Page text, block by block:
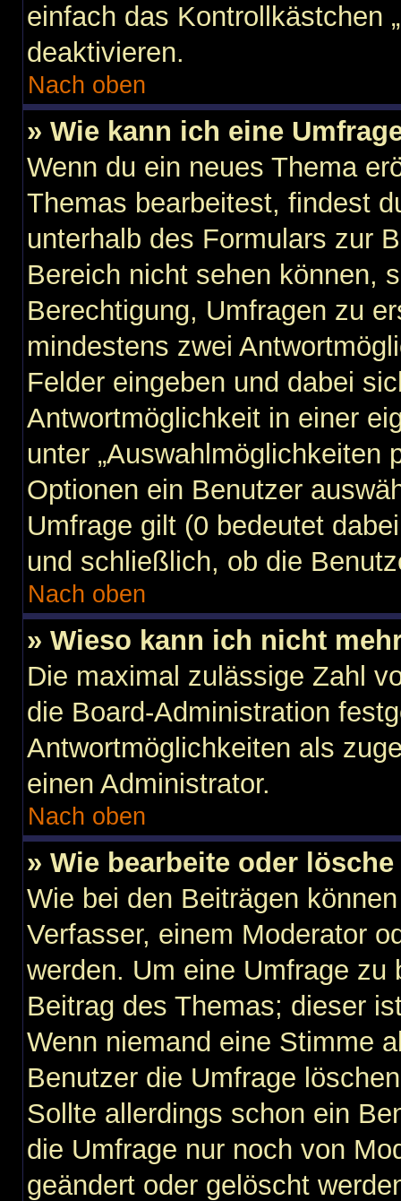
einfach das Kontrollkästchen
deaktivieren.
Nach oben
» Wie kann ich eine
Wenn du ein neues Thema
Themas bearbeitest, findest
unterhalb des Formulars zur
Bereich nicht sehen können,
Berechtigung, Umfragen zu
mindestens zwei
Felder eingeben und dabei
Antwortmöglichkeit in einer
unter „Auswahlmöglichkeiten
Optionen ein Benutzer
Umfrage gilt (0 bedeutet
und schließlich, ob die
Nach oben
» Wieso kann ich nicht
Die maximal zulässige Zahl
die Board-Administration
Antwortmöglichkeiten als
einen Administrator.
Nach oben
» Wie bearbeite oder
Wie bei den Beiträgen
Verfasser, einem Moderator
werden. Um eine Umfrage zu
Beitrag des Themas; dieser
Wenn niemand eine Stimme
Benutzer die Umfrage
Sollte allerdings schon ein
die Umfrage nur noch von
geändert oder gelöscht